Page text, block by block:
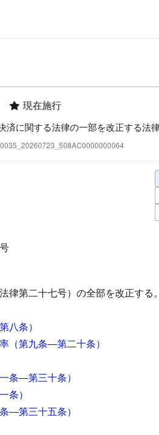
現在施行
済に関する法律の一部を改正する法
律第二十七号）の全部を改正する。
八条）
（第九条―第二十条）
条―第三十条）
条）
―第三十五条）